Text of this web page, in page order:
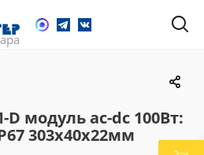
D модуль ac-dc 100Вт:
303х40х22мм